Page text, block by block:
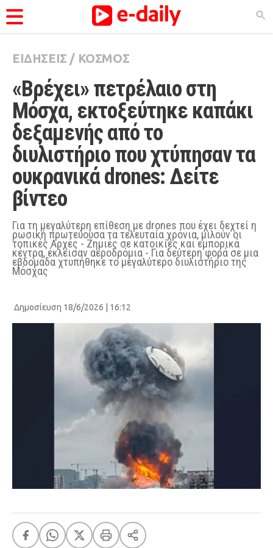
ΚΑΤΗΓΟΡΊΕΣ
Ειδήσεις
Θέματα
Videos
Podcasts
Viral
Life
City Guide
Pop Culture
Agenda
Eurovision
Summer
LOL
LGBTQI+
LIFE
Food
Body+Mind
ΕΙΔΗΣΕΙΣ / ΚΟΣΜΟΣ
«Βρέχει» πετρέλαιο στη
Μόσχα, εκτοξεύτηκε καπάκι
δεξαμενής από το
διυλιστήριο που χτύπησαν τα
ουκρανικά drones: Δείτε
βίντεο
Για τη μεγαλύτερη επίθεση με drones που έχει δεχτεί η
ρωσική πρωτεύουσα τα τελευταία χρόνια, μιλούν οι
τοπικές Αρχές - Ζημιές σε κατοικίες και εμπορικά
κέντρα, έκλεισαν αεροδρόμια - Για δεύτερη φορά σε μια
εβδομάδα χτυπήθηκε το μεγαλύτερο διυλιστήριο της
Μόσχας
Δημοσίευση 18/6/2026 | 16:12